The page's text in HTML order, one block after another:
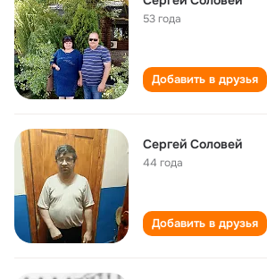
53 года
Добавить в друзья
Сергей Соловей
44 года
Добавить в друзья